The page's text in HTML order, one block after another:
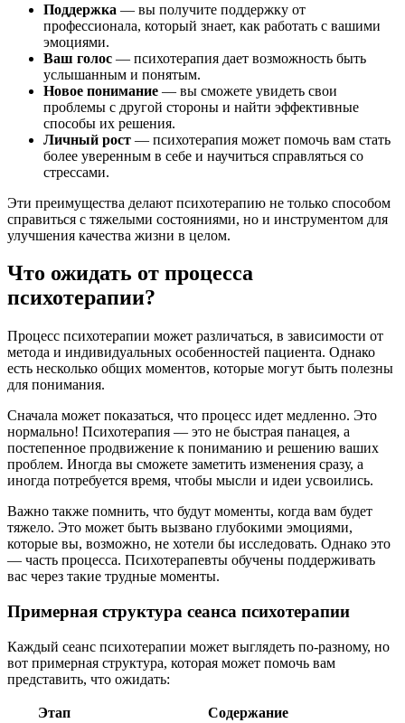
Поддержка — вы получите поддержку от
профессионала, который знает, как работать с вашими
эмоциями.
Ваш голос — психотерапия дает возможность быть
услышанным и понятым.
Новое понимание — вы сможете увидеть свои
проблемы с другой стороны и найти эффективные
способы их решения.
Личный рост — психотерапия может помочь вам стать
более уверенным в себе и научиться справляться со
стрессами.
Эти преимущества делают психотерапию не только способом
справиться с тяжелыми состояниями, но и инструментом для
улучшения качества жизни в целом.
Что ожидать от процесса
психотерапии?
Процесс психотерапии может различаться, в зависимости от
метода и индивидуальных особенностей пациента. Однако
есть несколько общих моментов, которые могут быть полезны
для понимания.
Сначала может показаться, что процесс идет медленно. Это
нормально! Психотерапия — это не быстрая панацея, а
постепенное продвижение к пониманию и решению ваших
проблем. Иногда вы сможете заметить изменения сразу, а
иногда потребуется время, чтобы мысли и идеи усвоились.
Важно также помнить, что будут моменты, когда вам будет
тяжело. Это может быть вызвано глубокими эмоциями,
которые вы, возможно, не хотели бы исследовать. Однако это
— часть процесса. Психотерапевты обучены поддерживать
вас через такие трудные моменты.
Примерная структура сеанса психотерапии
Каждый сеанс психотерапии может выглядеть по-разному, но
вот примерная структура, которая может помочь вам
представить, что ожидать:
Этап
Содержание